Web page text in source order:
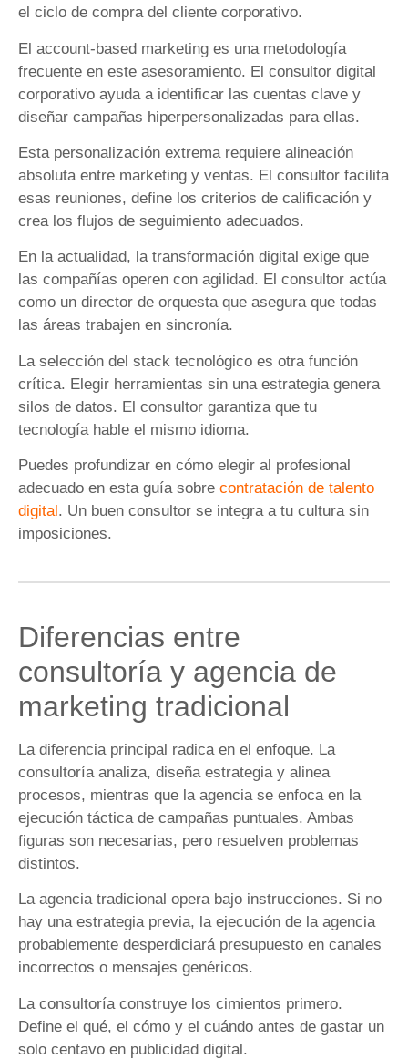
el ciclo de compra del cliente corporativo.
El account-based marketing es una metodología
frecuente en este asesoramiento. El consultor digital
corporativo ayuda a identificar las cuentas clave y
diseñar campañas hiperpersonalizadas para ellas.
Esta personalización extrema requiere alineación
absoluta entre marketing y ventas. El consultor facilita
esas reuniones, define los criterios de calificación y
crea los flujos de seguimiento adecuados.
En la actualidad, la transformación digital exige que
las compañías operen con agilidad. El consultor actúa
como un director de orquesta que asegura que todas
las áreas trabajen en sincronía.
La selección del stack tecnológico es otra función
crítica. Elegir herramientas sin una estrategia genera
silos de datos. El consultor garantiza que tu
tecnología hable el mismo idioma.
Puedes profundizar en cómo elegir al profesional
adecuado en esta guía sobre contratación de talento
digital. Un buen consultor se integra a tu cultura sin
imposiciones.
Diferencias entre
consultoría y agencia de
marketing tradicional
La diferencia principal radica en el enfoque. La
consultoría analiza, diseña estrategia y alinea
procesos, mientras que la agencia se enfoca en la
ejecución táctica de campañas puntuales. Ambas
figuras son necesarias, pero resuelven problemas
distintos.
La agencia tradicional opera bajo instrucciones. Si no
hay una estrategia previa, la ejecución de la agencia
probablemente desperdiciará presupuesto en canales
incorrectos o mensajes genéricos.
La consultoría construye los cimientos primero.
Define el qué, el cómo y el cuándo antes de gastar un
solo centavo en publicidad digital.